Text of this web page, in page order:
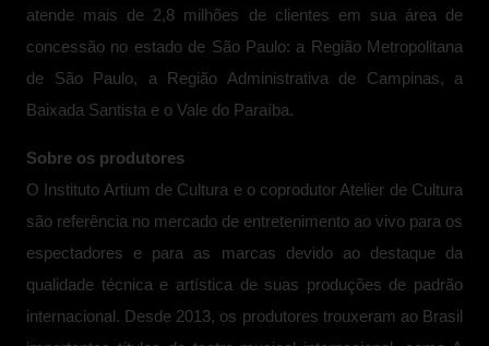
atende mais de 2,8 milhões de clientes em sua área de
concessão no estado de São Paulo: a Região Metropolitana
de São Paulo, a Região Administrativa de Campinas, a
Baixada Santista e o Vale do Paraíba.
Sobre os produtores
O Instituto Artium de Cultura e o coprodutor Atelier de Cultura
são referência no mercado de entretenimento ao vivo para os
espectadores e para as marcas devido ao destaque da
qualidade técnica e artística de suas produções de padrão
internacional. Desde 2013, os produtores trouxeram ao Brasil